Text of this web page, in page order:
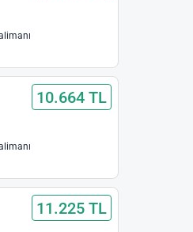
10.664 TL
11.225 TL